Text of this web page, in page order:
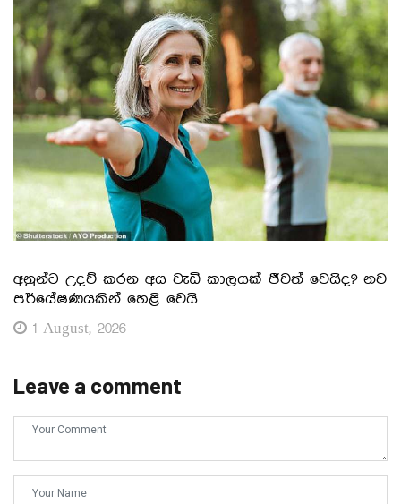
අනුන්ට උදව් කරන අය වැඩි කාලයක් ජීවත් වෙයිද? නව
පර්යේෂණයකින් හෙළි වෙයි
1 August, 2026
Leave a comment